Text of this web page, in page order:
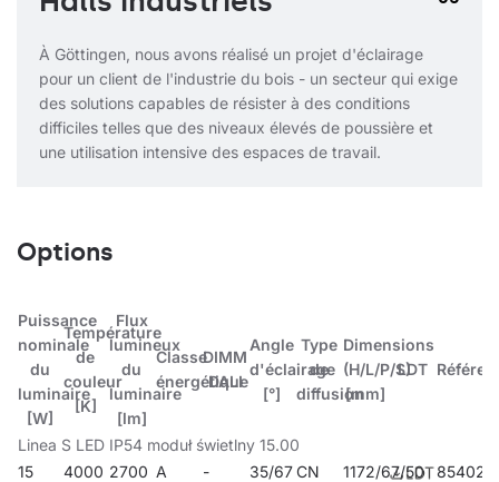
À Göttingen, nous avons réalisé un projet d'éclairage
pour un client de l'industrie du bois - un secteur qui exige
des solutions capables de résister à des conditions
difficiles telles que des niveaux élevés de poussière et
une utilisation intensive des espaces de travail.
Options
Puissance
nominale
du
luminaire
[W]
Température
de
couleur
[K]
Flux
lumineux
du
luminaire
[lm]
Classe
énergétique
DIMM
DALI
Angle
d'éclairage
[°]
Type
de
diffusion
Dimensions
(H/L/P/S)
[mm]
LDT
Linea S LED IP54 moduł świetlny 15.00
15
4000 2700 A - 35/67CN 1172/67/50
854026